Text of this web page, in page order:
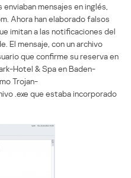
mensajes en inglés,
Ahora han elaborado falsos
imitan a las notificaciones del
El mensaje, con un archivo
que confirme su reserva en
Hotel & Spa en Baden-
Trojan-
.exe que estaba incorporado